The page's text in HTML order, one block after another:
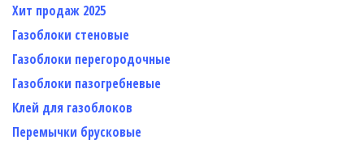
Хит продаж 2025
Газоблоки стеновые
Газоблоки перегородочные
Газоблоки пазогребневые
Клей для газоблоков
Перемычки брусковые